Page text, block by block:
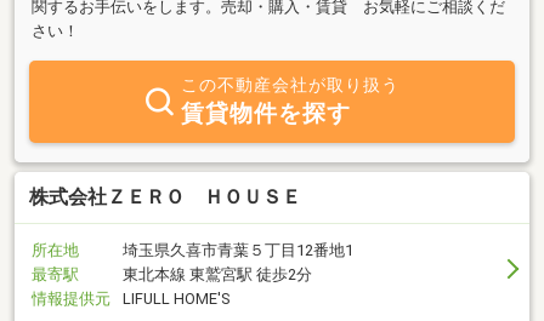
関するお手伝いをします。売却・購入・賃貸 お気軽にご相談くだ
さい！
この不動産会社が取り扱う
賃貸物件を探す
株式会社ＺＥＲＯ ＨＯＵＳＥ
所在地
埼玉県久喜市青葉５丁目12番地1
最寄駅
東北本線 東鷲宮駅 徒歩2分
情報提供元
LIFULL HOME'S